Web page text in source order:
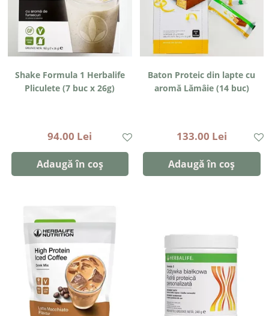
Shake Formula 1 Herbalife
Pliculete (7 buc x 26g)
94.00 Lei
Adaugă în coș
Baton Proteic din lapte cu
aromă Lămâie (14 buc)
133.00 Lei
Adaugă în coș